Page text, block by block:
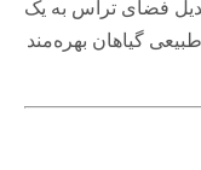
فضای تراس به یک
گیاهان بهره‌مند